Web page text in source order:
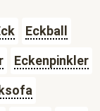
Eckball
Eckenpinkler